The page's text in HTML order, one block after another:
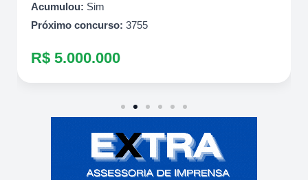
Acumulou: Sim
Próximo concurso: 3755
R$ 5.000.000